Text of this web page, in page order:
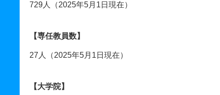
729人（2025年5月1日現在）
【専任教員数】
27人（2025年5月1日現在）
【大学院】